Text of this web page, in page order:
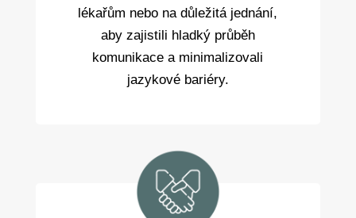
lékařům nebo na důležitá jednání,
aby zajistili hladký průběh
komunikace a minimalizovali
jazykové bariéry.